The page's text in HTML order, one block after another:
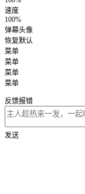
速度
100%
弹幕头像
恢复默认
菜单
菜单
菜单
菜单
反馈报错
发送